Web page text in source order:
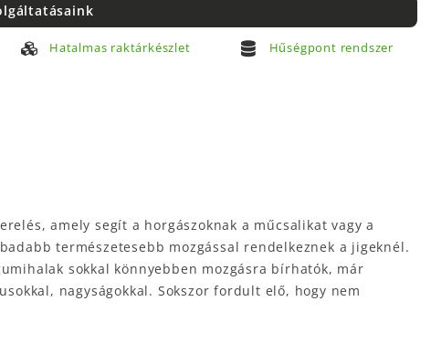
Hatalmas raktárkészlet Hűségpont rendszer
amely segít a horgászoknak a műcsalikat vagy a
természetesebb mozgással rendelkeznek a jigeknél.
sokkal könnyebben mozgásra bírhatók, már
nagyságokkal. Sokszor fordult elő, hogy nem